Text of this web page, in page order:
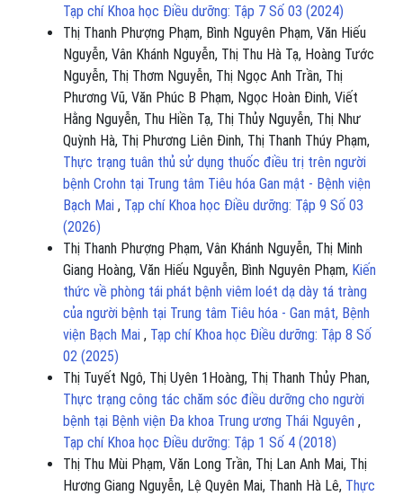
Tạp chí Khoa học Điều dưỡng: Tập 7 Số 03 (2024)
Thị Thanh Phượng Phạm, Bình Nguyên Phạm, Văn Hiếu
Nguyễn, Vân Khánh Nguyễn, Thị Thu Hà Tạ, Hoàng Tước
Nguyễn, Thị Thơm Nguyễn, Thị Ngọc Anh Trần, Thị
Phương Vũ, Văn Phúc B Phạm, Ngọc Hoàn Đinh, Viết
Hằng Nguyễn, Thu Hiền Tạ, Thị Thủy Nguyễn, Thị Như
Quỳnh Hà, Thị Phương Liên Đinh, Thị Thanh Thúy Phạm,
Thực trạng tuân thủ sử dụng thuốc điều trị trên người
bệnh Crohn tại Trung tâm Tiêu hóa Gan mật - Bệnh viện
Bạch Mai , Tạp chí Khoa học Điều dưỡng: Tập 9 Số 03
(2026)
Thị Thanh Phượng Phạm, Vân Khánh Nguyễn, Thị Minh
Giang Hoàng, Văn Hiếu Nguyễn, Bình Nguyên Phạm, Kiến
thức về phòng tái phát bệnh viêm loét dạ dày tá tràng
của người bệnh tại Trung tâm Tiêu hóa - Gan mật, Bệnh
viện Bạch Mai , Tạp chí Khoa học Điều dưỡng: Tập 8 Số
02 (2025)
Thị Tuyết Ngô, Thị Uyên 1Hoàng, Thị Thanh Thủy Phan,
Thực trạng công tác chăm sóc điều dưỡng cho người
bệnh tại Bệnh viện Đa khoa Trung ương Thái Nguyên ,
Tạp chí Khoa học Điều dưỡng: Tập 1 Số 4 (2018)
Thị Thu Mùi Phạm, Văn Long Trần, Thị Lan Anh Mai, Thị
Hương Giang Nguyễn, Lệ Quyên Mai, Thanh Hà Lê, Thực